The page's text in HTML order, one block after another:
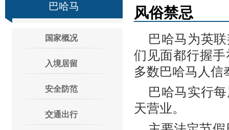
巴哈马
国家概况
入境居留
安全防范
交通出行
风俗禁忌
巴哈马为英
们见面都行握
多数巴哈马人信
巴哈马实行
天营业。